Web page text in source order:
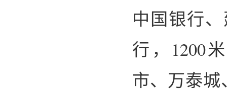
中国银行
行，1200
市、万泰城